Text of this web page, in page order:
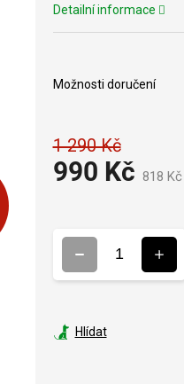
1 290 Kč
990 Kč 818
Možnosti doručení
Detailní informace
Hlídat